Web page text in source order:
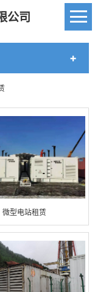
公司
微型电站租赁